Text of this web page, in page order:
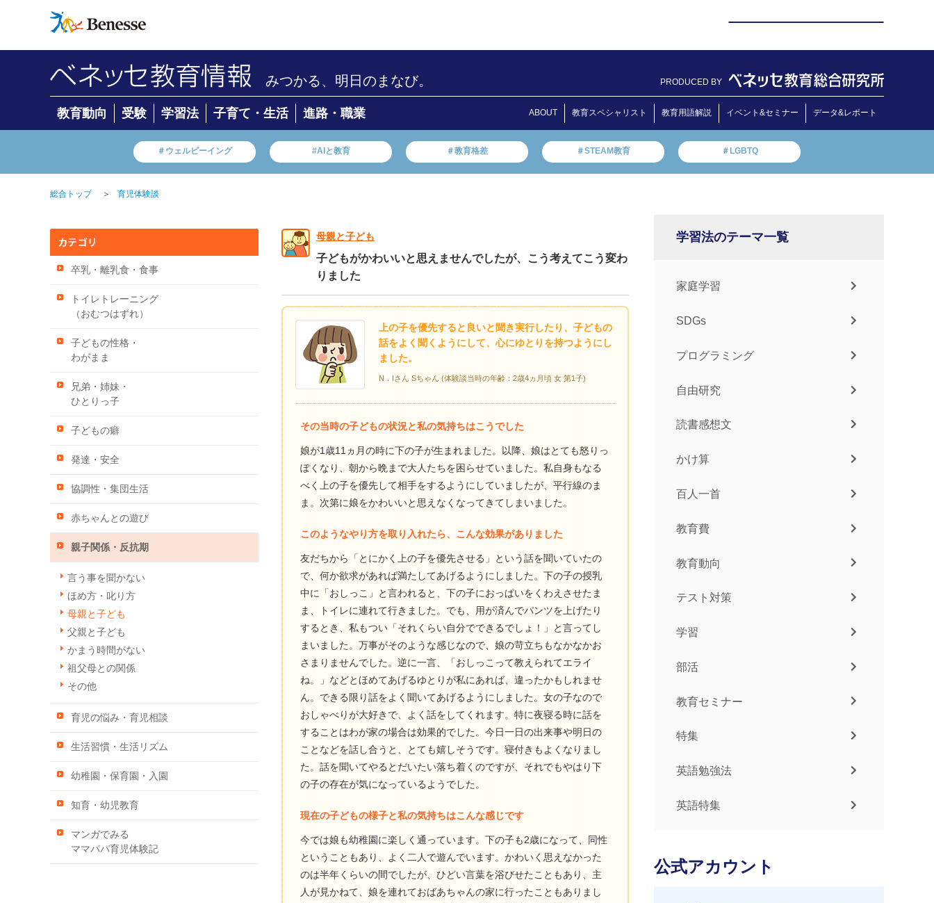
みつかる、明日のまなび。 PRODUCED BY
教育動向 受験 学習法 子育て・生活 進路・職業 ABOUT 教育スペシャリスト 教育用語解説 イベント&セミナー データ&レポート
＃ウェルビーイング #AIと教育 ＃教育格差 ＃STEAM教育 ＃LGBTQ
総合トップ ＞ 育児体験談
卒乳・離乳食・食事
トイレトレーニング
（おむつはずれ）
子どもの性格・
わがまま
兄弟・姉妹・
ひとりっ子
子どもの癖
発達・安全
協調性・集団生活
赤ちゃんとの遊び
親子関係・反抗期
言う事を聞かない
ほめ方・叱り方
母親と子ども
父親と子ども
かまう時間がない
祖父母との関係
その他
育児の悩み・育児相談
生活習慣・生活リズム
幼稚園・保育園・入園
知育・幼児教育
マンガでみる
ママパパ育児体験記
母親と子ども
子どもがかわいいと思えませんでしたが、こう考えてこう変わ
りました
上の子を優先すると良いと聞き実行したり、子どもの
話をよく聞くようにして、心にゆとりを持つようにし
ました。
N．Iさん Sちゃん (体験談当時の年齢：2歳4ヵ月頃 女 第1子)
その当時の子どもの状況と私の気持ちはこうでした
娘が1歳11ヵ月の時に下の子が生まれました。以降、娘はとても怒りっ
ぽくなり、朝から晩まで大人たちを困らせていました。私自身もなる
べく上の子を優先して相手をするようにしていましたが、平行線のま
ま。次第に娘をかわいいと思えなくなってきてしまいました。
このようなやり方を取り入れたら、こんな効果がありました
友だちから「とにかく上の子を優先させる」という話を聞いていたの
で、何か欲求があれば満たしてあげるようにしました。下の子の授乳
中に「おしっこ」と言われると、下の子におっぱいをくわえさせたま
ま、トイレに連れて行きました。でも、用が済んでパンツを上げたり
するとき、私もつい「それくらい自分でできるでしょ！」と言ってし
まいました。万事がそのような感じなので、娘の苛立ちもなかなかお
さまりませんでした。逆に一言、「おしっこって教えられてエライ
ね。」などとほめてあげるゆとりが私にあれば、違ったかもしれませ
ん。できる限り話をよく聞いてあげるようにしました。女の子なので
おしゃべりが大好きで、よく話をしてくれます。特に夜寝る時に話を
することはわが家の場合は効果的でした。今日一日の出来事や明日の
ことなどを話し合うと、とても嬉しそうです。寝付きもよくなりまし
た。話を聞いてやるとだいたい落ち着くのですが、それでもやはり下
の子の存在が気になっているようでした。
現在の子どもの様子と私の気持ちはこんな感じです
今では娘も幼稚園に楽しく通っています。下の子も2歳になって、同性
ということもあり、よく二人で遊んでいます。かわいく思えなかった
のは半年くらいの間でしたが、ひどい言葉を浴びせたこともあり、主
人が見かねて、娘を連れておばあちゃんの家に行ったこともありまし
学習法のテーマ一覧
家庭学習
SDGs
プログラミング
自由研究
読書感想文
かけ算
百人一首
教育費
教育動向
テスト対策
学習
部活
教育セミナー
特集
英語勉強法
英語特集
公式アカウント